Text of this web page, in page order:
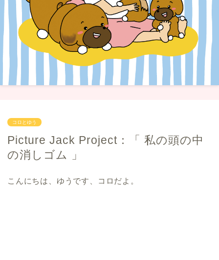
コロとゆう
Picture Jack Project：「 私の頭の中
の消しゴム 」
こんにちは、ゆうです、コロだよ。